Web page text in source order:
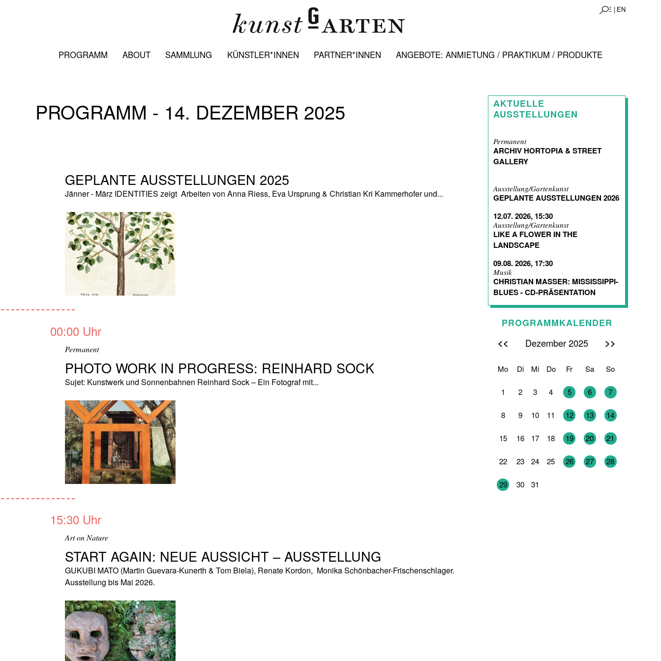
DE | EN
PROGRAMM ABOUT SAMMLUNG KÜNSTLER*INNEN PARTNER*INNEN ANGEBOTE: ANMIETUNG / PRAKTIKUM / PRODUKTE
PROGRAMM - 14. DEZEMBER 2025
GEPLANTE AUSSTELLUNGEN 2025
Jänner - März IDENTITIES zeigt Arbeiten von Anna Riess, Eva Ursprung & Christian Kri Kammerhofer und...
00:00 Uhr
Permanent
PHOTO WORK IN PROGRESS: REINHARD SOCK
Sujet: Kunstwerk und Sonnenbahnen Reinhard Sock – Ein Fotograf mit...
15:30 Uhr
Art on Nature
START AGAIN: NEUE AUSSICHT – AUSSTELLUNG
GUKUBI MATO (Martin Guevara-Kunerth & Tom Biela), Renate Kordon, Monika Schönbacher-Frischenschlager.
Ausstellung bis Mai 2026.
AKTUELLE
AUSSTELLUNGEN
Permanent
ARCHIV HORTOPIA & STREET
GALLERY
Ausstellung/Gartenkunst
GEPLANTE AUSSTELLUNGEN 2026
12.07. 2026, 15:30
Ausstellung/Gartenkunst
LIKE A FLOWER IN THE
LANDSCAPE
09.08. 2026, 17:30
Musik
CHRISTIAN MASSER: MISSISSIPPI-
BLUES - CD-PRÄSENTATION
PROGRAMMKALENDER
<< Dezember 2025 >>
Mo Di Mi Do Fr Sa So
1 2 3 4 5 6 7
8 9 10 11 12 13 14
15 16 17 18 19 20 21
22 23 24 25 26 27 28
29 30 31